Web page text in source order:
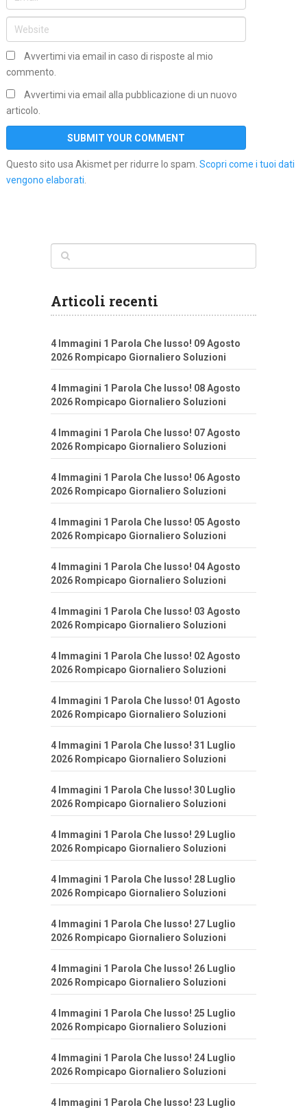
Avvertimi via email in caso di risposte al mio
commento.
Avvertimi via email alla pubblicazione di un nuovo
articolo.
Questo sito usa Akismet per ridurre lo spam. Scopri come i tuoi dati
vengono elaborati.
Articoli recenti
4 Immagini 1 Parola Che lusso! 09 Agosto
2026 Rompicapo Giornaliero Soluzioni
4 Immagini 1 Parola Che lusso! 08 Agosto
2026 Rompicapo Giornaliero Soluzioni
4 Immagini 1 Parola Che lusso! 07 Agosto
2026 Rompicapo Giornaliero Soluzioni
4 Immagini 1 Parola Che lusso! 06 Agosto
2026 Rompicapo Giornaliero Soluzioni
4 Immagini 1 Parola Che lusso! 05 Agosto
2026 Rompicapo Giornaliero Soluzioni
4 Immagini 1 Parola Che lusso! 04 Agosto
2026 Rompicapo Giornaliero Soluzioni
4 Immagini 1 Parola Che lusso! 03 Agosto
2026 Rompicapo Giornaliero Soluzioni
4 Immagini 1 Parola Che lusso! 02 Agosto
2026 Rompicapo Giornaliero Soluzioni
4 Immagini 1 Parola Che lusso! 01 Agosto
2026 Rompicapo Giornaliero Soluzioni
4 Immagini 1 Parola Che lusso! 31 Luglio
2026 Rompicapo Giornaliero Soluzioni
4 Immagini 1 Parola Che lusso! 30 Luglio
2026 Rompicapo Giornaliero Soluzioni
4 Immagini 1 Parola Che lusso! 29 Luglio
2026 Rompicapo Giornaliero Soluzioni
4 Immagini 1 Parola Che lusso! 28 Luglio
2026 Rompicapo Giornaliero Soluzioni
4 Immagini 1 Parola Che lusso! 27 Luglio
2026 Rompicapo Giornaliero Soluzioni
4 Immagini 1 Parola Che lusso! 26 Luglio
2026 Rompicapo Giornaliero Soluzioni
4 Immagini 1 Parola Che lusso! 25 Luglio
2026 Rompicapo Giornaliero Soluzioni
4 Immagini 1 Parola Che lusso! 24 Luglio
2026 Rompicapo Giornaliero Soluzioni
4 Immagini 1 Parola Che lusso! 23 Luglio